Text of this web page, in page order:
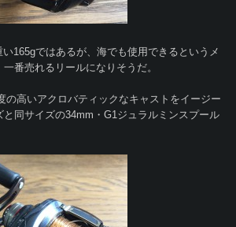
165gではあるが、海でも使用できるというメ
番売れるリールになりそうだ。
の高いアクロバティックなキャストをイージー
同サイズの34mm・G1ジュラルミンスプール